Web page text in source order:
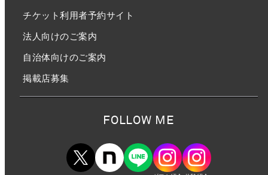
チケット利用者予約サイト
法人向けのご案内
自治体向けのご案内
掲載店募集
FOLLOW ME